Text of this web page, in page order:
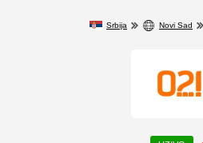
Srbija Novi Sad